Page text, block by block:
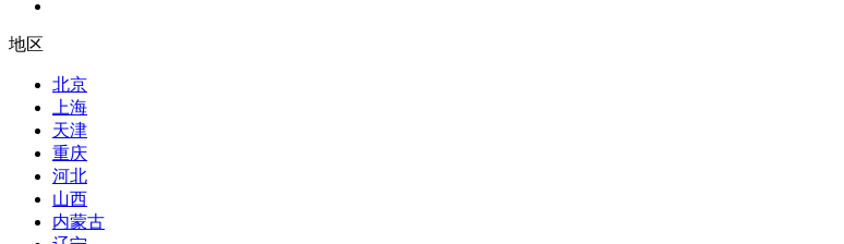
地区
北京
上海
天津
重庆
河北
山西
内蒙古